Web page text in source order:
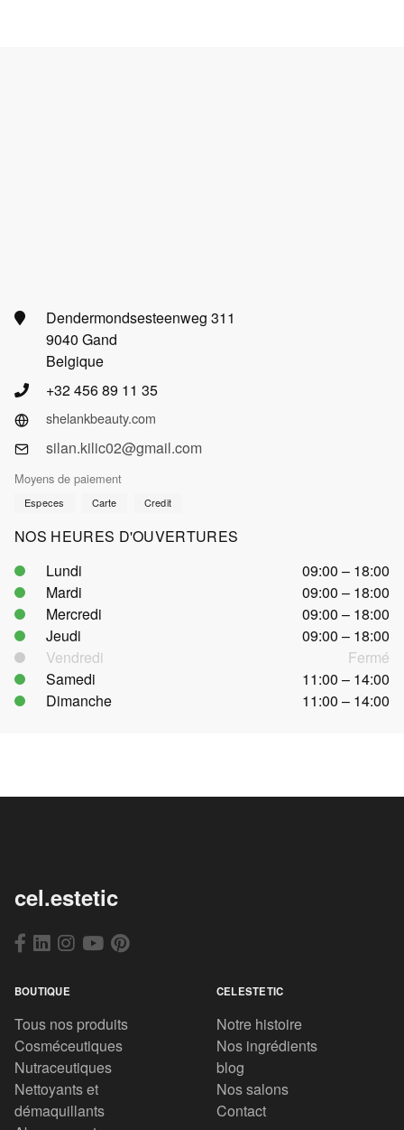
Dendermondsesteenweg 311
9040 Gand
Belgique
‪+32 456 89 11 35‬
shelankbeauty.com
silan.kilic02@gmail.com
Moyens de paiement
Especes Carte Credit
NOS HEURES D'OUVERTURES
Lundi
09:00 – 18:00
Mardi
09:00 – 18:00
Mercredi
09:00 – 18:00
Jeudi
09:00 – 18:00
Vendredi
Fermé
Samedi
11:00 – 14:00
Dimanche
11:00 – 14:00
cel.estetic
BOUTIQUE
Tous nos produits
Cosméceutiques
Nutraceutiques
Nettoyants et
démaquillants
CELESTETIC
Notre histoire
Nos ingrédients
blog
Nos salons
Contact